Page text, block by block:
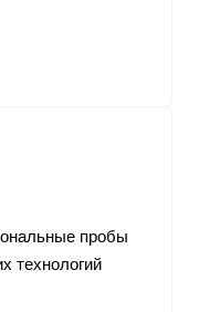
пробы
технологий